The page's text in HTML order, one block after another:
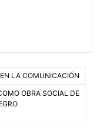
LA COMUNICACIÓN
OBRA SOCIAL DE